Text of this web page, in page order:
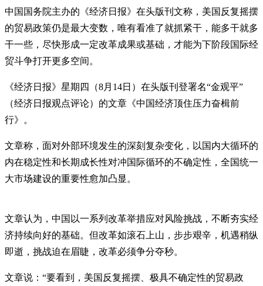
中国国务院主办的《经济日报》在头版刊文称，美国反复摇摆
的贸易政策仍是最大变数，唯有看准了就抓紧干，能多干就多
干一些，尽快形成一定改革成果或基础，才能为下阶段国际经
贸斗争打开更多空间。
《经济日报》星期四（8月14日）在头版刊登署名“金观平”
（经济日报观点评论）的文章《中国经济顶住压力奋楫前
行》。
文章称，面对外部环境发生的深刻复杂变化，以国内大循环的
内在稳定性和长期成长性对冲国际循环的不确定性，全国统一
大市场建设的重要性愈加凸显。
文章认为，中国以一系列改革举措应对风险挑战，不断夯实经
济持续向好的基础。但改革如滚石上山，步步艰辛，机遇稍纵
即逝，挑战迫在眉睫，改革必须争分夺秒。
文章说：“要看到，美国反复摇摆、极具不确定性的贸易政